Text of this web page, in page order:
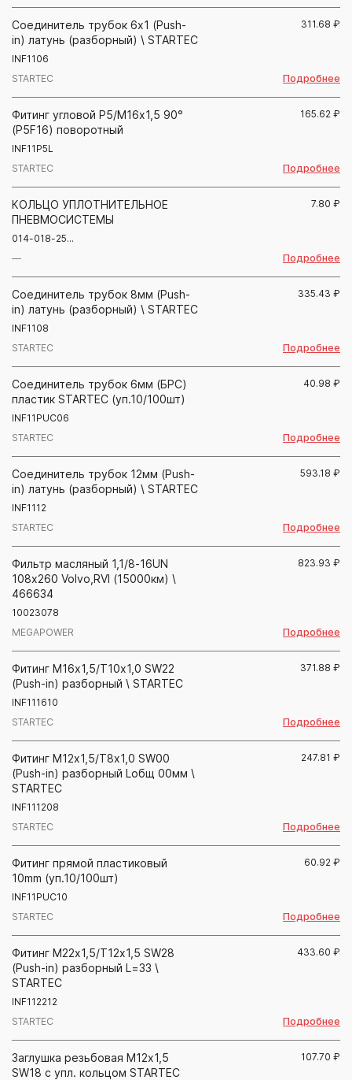
Соединитель трубок 6х1 (Push-
in) латунь (разборный) \ STARTEC
INF1106
STARTEC
311.68 ₽
Подробнее
Фитинг угловой Р5/М16х1,5 90°
(P5F16) поворотный
INF11P5L
STARTEC
165.62 ₽
Подробнее
КОЛЬЦО УПЛОТНИТЕЛЬНОЕ
ПНЕВМОСИСТЕМЫ
014-018-25...
—
7.80 ₽
Подробнее
Соединитель трубок 8мм (Push-
in) латунь (разборный) \ STARTEC
INF1108
STARTEC
335.43 ₽
Подробнее
Соединитель трубок 6мм (БРС)
пластик STARTEC (уп.10/100шт)
INF11PUC06
STARTEC
40.98 ₽
Подробнее
Соединитель трубок 12мм (Push-
in) латунь (разборный) \ STARTEC
INF1112
STARTEC
593.18 ₽
Подробнее
Фильтр масляный 1,1/8-16UN
108х260 Volvo,RVI (15000км) \
466634
10023078
MEGAPOWER
823.93 ₽
Подробнее
Фитинг М16х1,5/Т10х1,0 SW22
(Push-in) разборный \ STARTEC
INF111610
STARTEC
371.88 ₽
Подробнее
Фитинг М12х1,5/Т8х1,0 SW00
(Push-in) разборный Lобщ 00мм \
STARTEC
INF111208
STARTEC
247.81 ₽
Подробнее
Фитинг прямой пластиковый
10mm (уп.10/100шт)
INF11PUC10
STARTEC
60.92 ₽
Подробнее
Фитинг М22х1,5/Т12х1,5 SW28
(Push-in) разборный L=33 \
STARTEC
INF112212
STARTEC
433.60 ₽
Подробнее
Заглушка резьбовая М12х1,5
SW18 с упл. кольцом STARTEC
107.70 ₽